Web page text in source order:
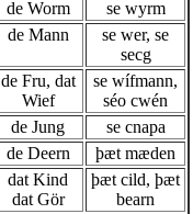
de Worm se wyrm
de Mann
se wer, se
secg
de Fru, dat
Wief
se wífmann,
séo cwén
de Jung
se cnapa
de Deern
þæt mæden
dat Kind
dat Gör
þæt cild, þæt
bearn